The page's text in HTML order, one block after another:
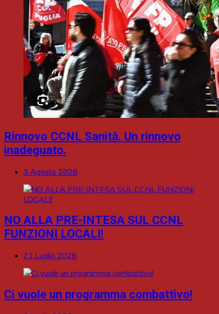
Rinnovo CCNL Sanità. Un rinnovo
inadeguato.
3 Agosto 2026
NO ALLA PRE-INTESA SUL CCNL
FUNZIONI LOCALI!
21 Luglio 2026
Ci vuole un programma combattivo!